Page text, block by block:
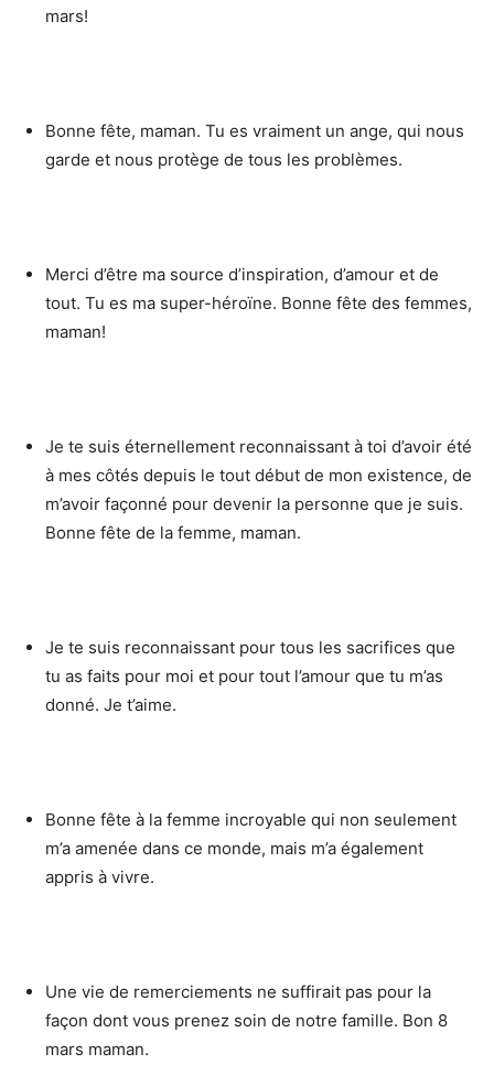
mars!
Bonne fête, maman. Tu es vraiment un ange, qui nous
garde et nous protège de tous les problèmes.
Merci d’être ma source d’inspiration, d’amour et de
tout. Tu es ma super-héroïne. Bonne fête des femmes,
maman!
Je te suis éternellement reconnaissant à toi d’avoir été
à mes côtés depuis le tout début de mon existence, de
m’avoir façonné pour devenir la personne que je suis.
Bonne fête de la femme, maman.
Je te suis reconnaissant pour tous les sacrifices que
tu as faits pour moi et pour tout l’amour que tu m’as
donné. Je t’aime.
Bonne fête à la femme incroyable qui non seulement
m’a amenée dans ce monde, mais m’a également
appris à vivre.
Une vie de remerciements ne suffirait pas pour la
façon dont vous prenez soin de notre famille. Bon 8
mars maman.